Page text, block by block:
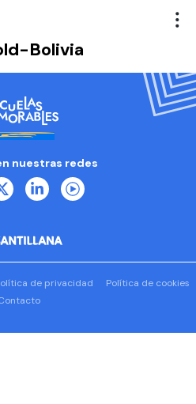
Bolivia
nuestras redes
de privacidad
Política de cookies